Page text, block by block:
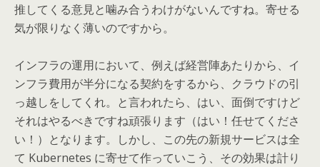
推してくる意見と噛み合うわけがないんですね。寄せる
気が限りなく薄いのですから。
インフラの運用において、例えば経営陣あたりから、イ
ンフラ費用が半分になる契約をするから、クラウドの引
っ越しをしてくれ。と言われたら、はい、面倒ですけど
それはやるべきですね頑張ります（はい！任せてくださ
い！）となります。しかし、この先の新規サービスは全
て Kubernetes に寄せて作っていこう、その効果は計り